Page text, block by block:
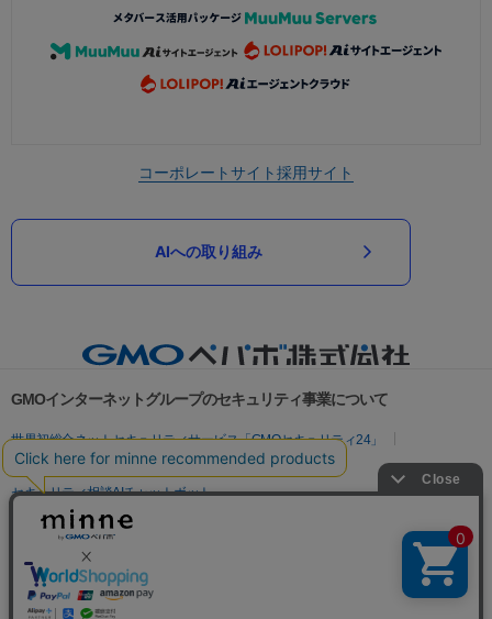
コーポレートサイト採用サイト
AIへの取り組み
GMOインターネットグループのセキュリティ事業について
世界初総合ネットセキュリティサービス「GMOセキュリティ24」
パスワード漏洩診断
Webサイトリスク診断
セキュリティ相談AIチャットボット
実在証明・盗聴対策
サイバー攻撃対策（GMO Flatt Security）
セキュリティ事業の軌跡